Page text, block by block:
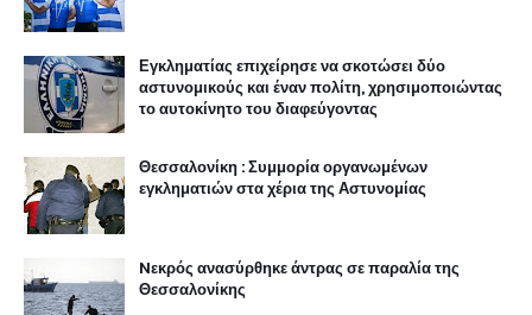
Εγκληματίας επιχείρησε να σκοτώσει δύο
αστυνομικούς και έναν πολίτη, χρησιμοποιώντας
το αυτοκίνητο του διαφεύγοντας
Θεσσαλονίκη : Συμμορία οργανωμένων
εγκληματιών στα χέρια της Αστυνομίας
Nεκρός ανασύρθηκε άντρας σε παραλία της
Θεσσαλονίκης